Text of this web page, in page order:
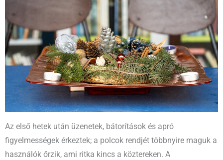
Az első hetek után üzenetek, bátorítások és apró
figyelmességek érkeztek; a polcok rendjét többnyire maguk a
használók őrzik, ami ritka kincs a köztereken. A